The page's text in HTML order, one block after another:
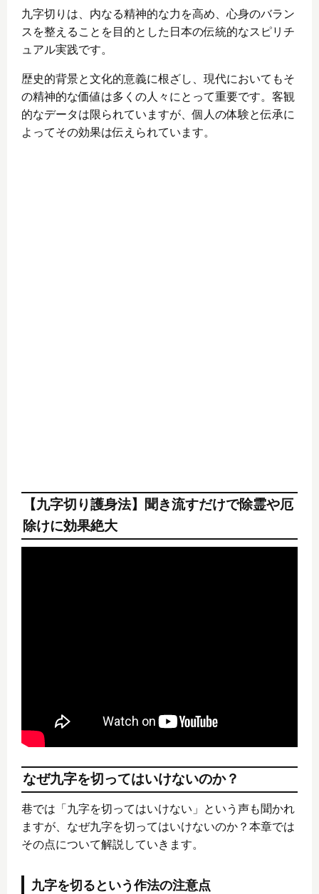
九字切りは、内なる精神的な力を高め、心身のバラン
スを整えることを目的とした日本の伝統的なスピリチ
ュアル実践です。
歴史的背景と文化的意義に根ざし、現代においてもそ
の精神的な価値は多くの人々にとって重要です。客観
的なデータは限られていますが、個人の体験と伝承に
よってその効果は伝えられています。
【九字切り護身法】聞き流すだけで除霊や厄
除けに効果絶大
なぜ九字を切ってはいけないのか？
巷では「九字を切ってはいけない」という声も聞かれ
ますが、なぜ九字を切ってはいけないのか？本章では
その点について解説していきます。
九字を切るという作法の注意点